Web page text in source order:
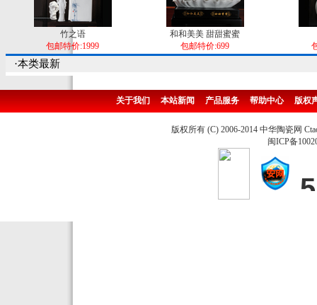
竹之语
包邮特价:1999
和和美美 甜甜蜜蜜
包邮特价:699
·本类最新
关于我们 本站新闻 产品服务 帮助中心 版权
版权所有 (C) 2006-2014 中华陶瓷网
闽ICP备